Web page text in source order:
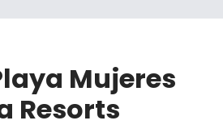
Mujeres
Resorts